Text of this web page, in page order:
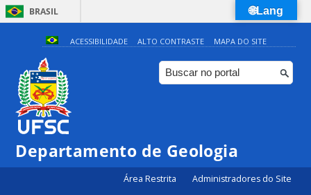
BRASIL
Simplifique!
Comunica BR
Participe
Canais
ACESSIBILIDADE ALTO CONTRASTE MAPA DO SITE
Departamento de Geologia
Área Restrita Administradores do Site
🌐Lang